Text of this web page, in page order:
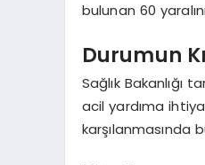
bulunan 60
Durumun
Sağlık Bakanlığı
acil yardıma
karşılanmasında